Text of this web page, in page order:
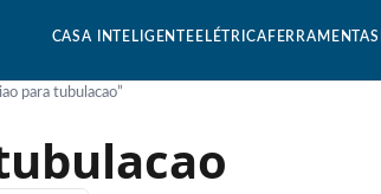
CASA INTELIGENTE ELÉTRICA FERRAMENTAS
para tubulacao”